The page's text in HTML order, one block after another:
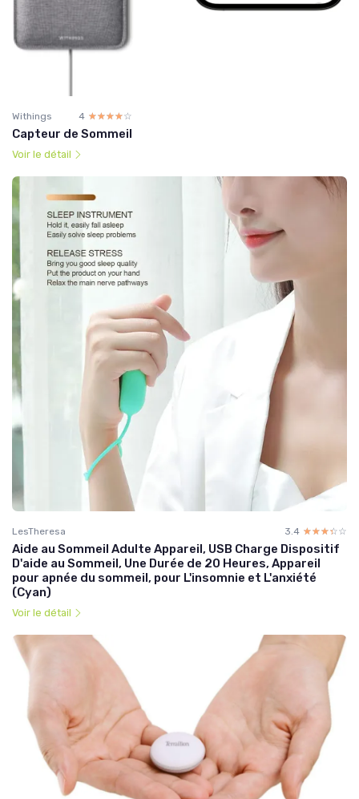
Withings 4 ☆☆☆☆☆
★★★★★
Capteur de Sommeil
Voir le détail
LesTheresa 3.4 ☆☆☆☆☆
★★★★★
Aide au Sommeil Adulte Appareil, USB Charge Dispositif
D'aide au Sommeil, Une Durée de 20 Heures, Appareil
pour apnée du sommeil, pour L'insomnie et L'anxiété
(Cyan)
Voir le détail